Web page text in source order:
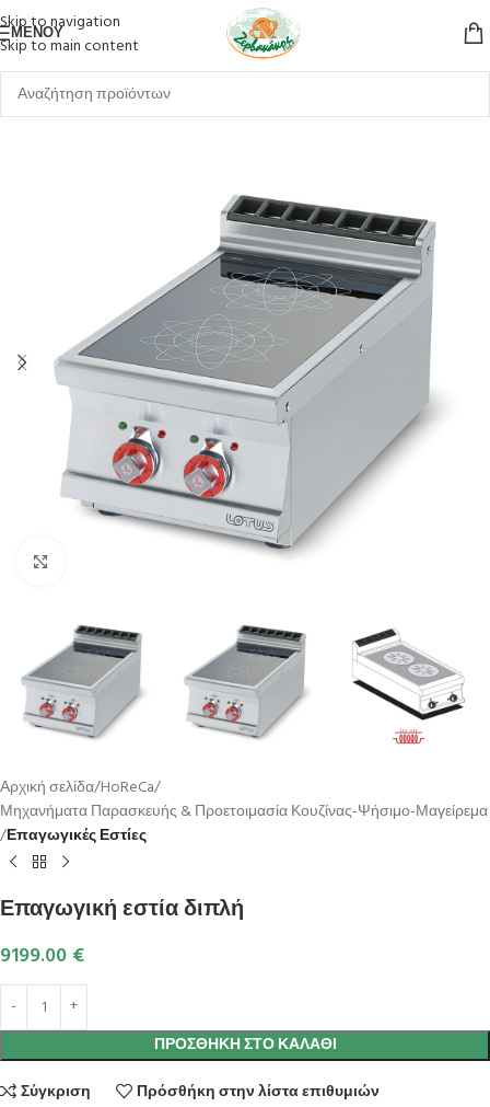
Skip to navigation
Skip to main content
ΜΕΝΟΎ
Αρχική σελίδα HoReCa
Μηχανήματα Παρασκευής & Προετοιμασία Κουζίνας-Ψήσιμο-Μαγείρεμα
Επαγωγικές Εστίες
Επαγωγική εστία διπλή
9199.00 €
ΠΡΟΣΘΉΚΗ ΣΤΟ ΚΑΛΆΘΙ
Σύγκριση
Πρόσθήκη στην λίστα επιθυμιών